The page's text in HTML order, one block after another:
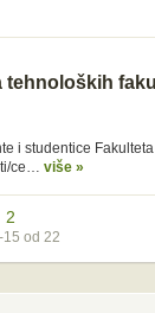
i studentice
ce… više »
2
od 22